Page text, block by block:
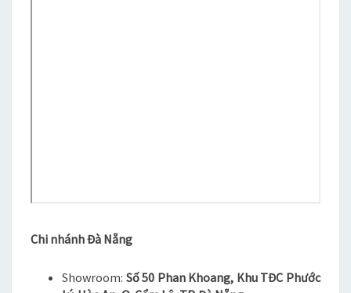
Chi nhánh Đà Nẵng
Showroom: Số 50 Phan Khoang, Khu TĐC Phước